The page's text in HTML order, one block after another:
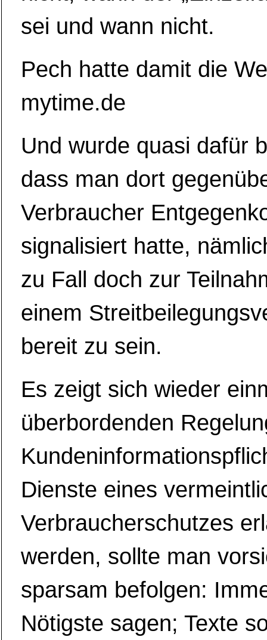
sei und wann nicht.
Pech hatte damit die
mytime.de
Und wurde quasi dafür
dass man dort
Verbraucher
signalisiert hatte,
zu Fall doch zur
einem
bereit zu sein.
Es zeigt sich wieder
überbordenden
Dienste eines
Verbraucherschutzes
werden, sollte man
sparsam befolgen:
Nötigste sagen; Texte